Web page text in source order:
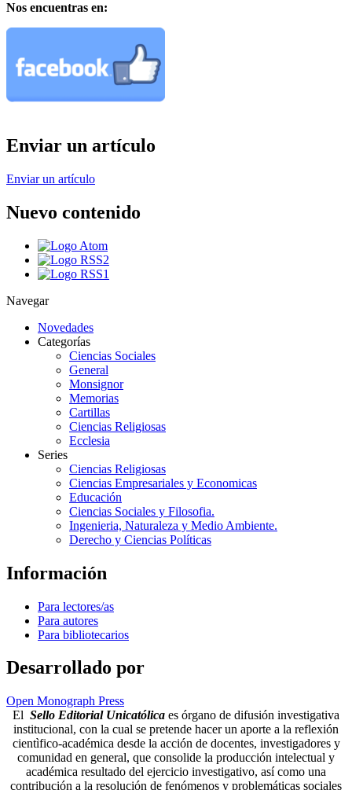
Nos encuentras en:
Enviar un artículo
Enviar un artículo
Nuevo contenido
Navegar
Novedades
Categorías
Ciencias Sociales
General
Monsignor
Memorias
Cartillas
Ciencias Religiosas
Ecclesia
Series
Ciencias Religiosas
Ciencias Empresariales y Economicas
Educación
Ciencias Sociales y Filosofia.
Ingenieria, Naturaleza y Medio Ambiente.
Derecho y Ciencias Políticas
Información
Para lectores/as
Para autores
Para bibliotecarios
Desarrollado por
Open Monograph Press
El Sello Editorial Unicatólica es órgano de difusión investigativa
institucional, con la cual se pretende hacer un aporte a la reflexión
cientìfico-académica desde la acción de docentes, investigadores y
comunidad en general, que consolide la producción intelectual y
académica resultado del ejercicio investigativo, así como una
contribución a la resolución de fenómenos y problemáticas sociales